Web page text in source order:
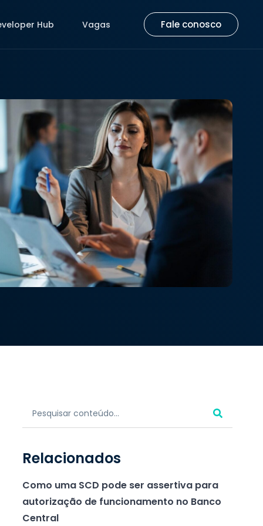
Hub Vagas Fale conosco
Fale conosco
Relacionados
Como uma SCD pode ser assertiva para
autorização de funcionamento no Banco
Central